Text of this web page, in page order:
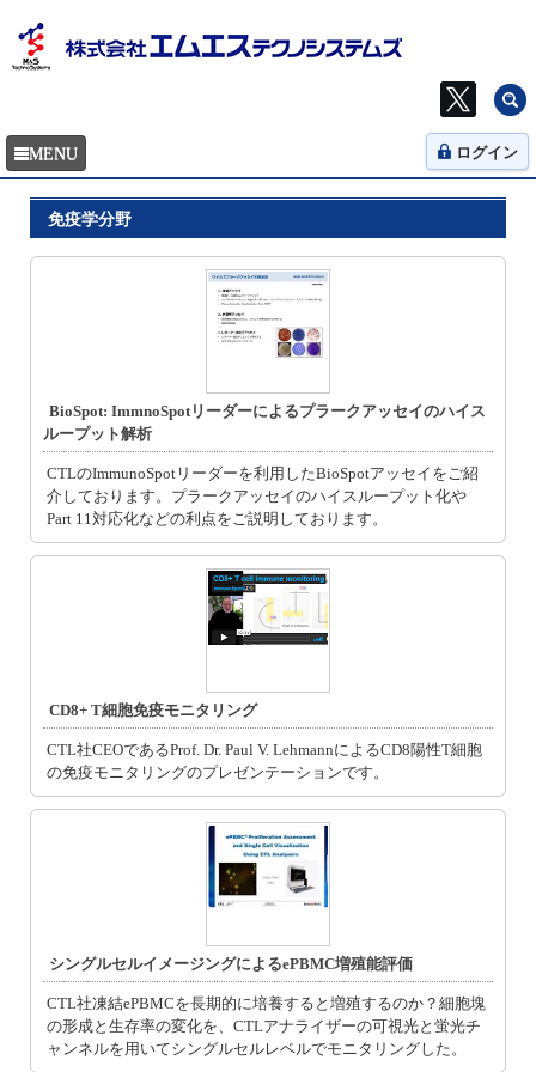
ログイン
免疫学分野
BioSpot: ImmnoSpotリーダーによるプラークアッセイのハイス
ループット解析
CTLのImmunoSpotリーダーを利用したBioSpotアッセイをご紹
介しております。プラークアッセイのハイスループット化や
Part 11対応化などの利点をご説明しております。
CD8+ T細胞免疫モニタリング
CTL社CEOであるProf. Dr. Paul V. LehmannによるCD8陽性T細胞
の免疫モニタリングのプレゼンテーションです。
シングルセルイメージングによるePBMC増殖能評価
CTL社凍結ePBMCを長期的に培養すると増殖するのか？細胞塊
の形成と生存率の変化を、CTLアナライザーの可視光と蛍光チ
ャンネルを用いてシングルセルレベルでモニタリングした。